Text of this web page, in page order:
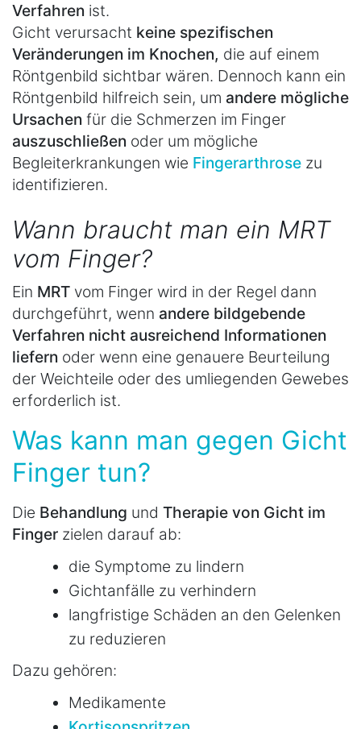
Verfahren ist.
Gicht verursacht keine spezifischen
Veränderungen im Knochen, die auf einem
Röntgenbild sichtbar wären. Dennoch kann ein
Röntgenbild hilfreich sein, um andere mögliche
Ursachen für die Schmerzen im Finger
auszuschließen oder um mögliche
Begleiterkrankungen wie Fingerarthrose zu
identifizieren.
Wann braucht man ein MRT
vom Finger?
Ein MRT vom Finger wird in der Regel dann
durchgeführt, wenn andere bildgebende
Verfahren nicht ausreichend Informationen
liefern oder wenn eine genauere Beurteilung
der Weichteile oder des umliegenden Gewebes
erforderlich ist.
Was kann man gegen Gicht
Finger tun?
Die Behandlung und Therapie von Gicht im
Finger zielen darauf ab:
die Symptome zu lindern
Gichtanfälle zu verhindern
langfristige Schäden an den Gelenken
zu reduzieren
Dazu gehören:
Medikamente